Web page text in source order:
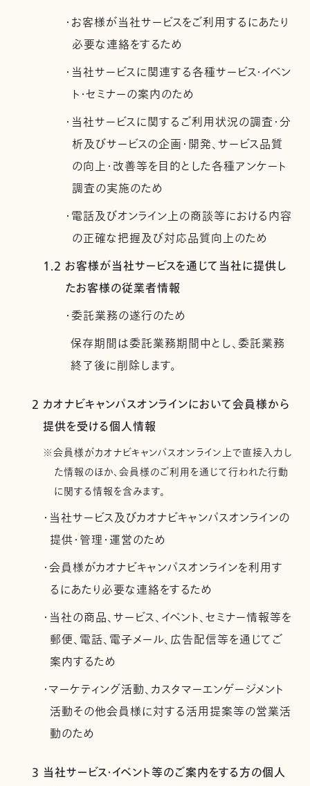
・お客様が当社サービスをご利用するにあたり
必要な連絡をするため
・当社サービスに関連する各種サービス・イベン
ト・セミナーの案内のため
・当社サービスに関するご利用状況の調査・分
析及びサービスの企画・開発、サービス品質
の向上・改善等を目的とした各種アンケート
調査の実施のため
・電話及びオンライン上の商談等における内容
の正確な把握及び対応品質向上のため
1.2 お客様が当社サービスを通じて当社に提供し
たお客様の従業者情報
・委託業務の遂行のため
保存期間は委託業務期間中とし、委託業務
終了後に削除します。
2 カオナビキャンパスオンラインにおいて会員様から
提供を受ける個人情報
※会員様がカオナビキャンパスオンライン上で直接入力し
た情報のほか、会員様のご利用を通じて行われた行動
に関する情報を含みます。
・当社サービス及びカオナビキャンパスオンラインの
提供・管理・運営のため
・会員様がカオナビキャンパスオンラインを利用す
るにあたり必要な連絡をするため
・当社の商品、サービス、イベント、セミナー情報等を
郵便、電話、電子メール、広告配信等を通じてご
案内するため
・マーケティング活動、カスタマーエンゲージメント
活動その他会員様に対する活用提案等の営業活
動のため
3 当社サービス・イベント等のご案内をする方の個人